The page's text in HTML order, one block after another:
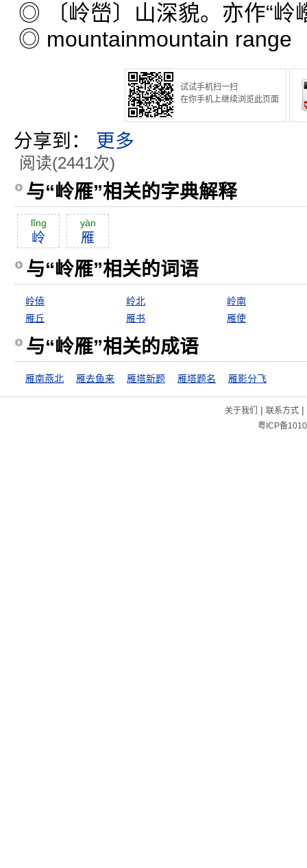
◎ 〔岭嵤〕山深貌。亦作“岭
◎ mountainmountain range
试试手机扫一扫
在你手机上继续浏览此页面
分享到： 更多
阅读(2441次)
与“岭雁”相关的字典解释
lĭng
岭
yàn
雁
与“岭雁”相关的词语
岭僥 岭北
岭南
雁丘
雁书 雁使
与“岭雁”相关的成语
雁南燕北 雁去鱼来 雁塔新题 雁塔题名 雁影分飞
关于我们 | 联系方式|
粤ICP备